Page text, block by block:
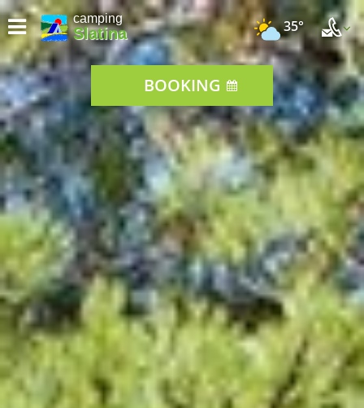
camping
Slatina 35°
BOOKING